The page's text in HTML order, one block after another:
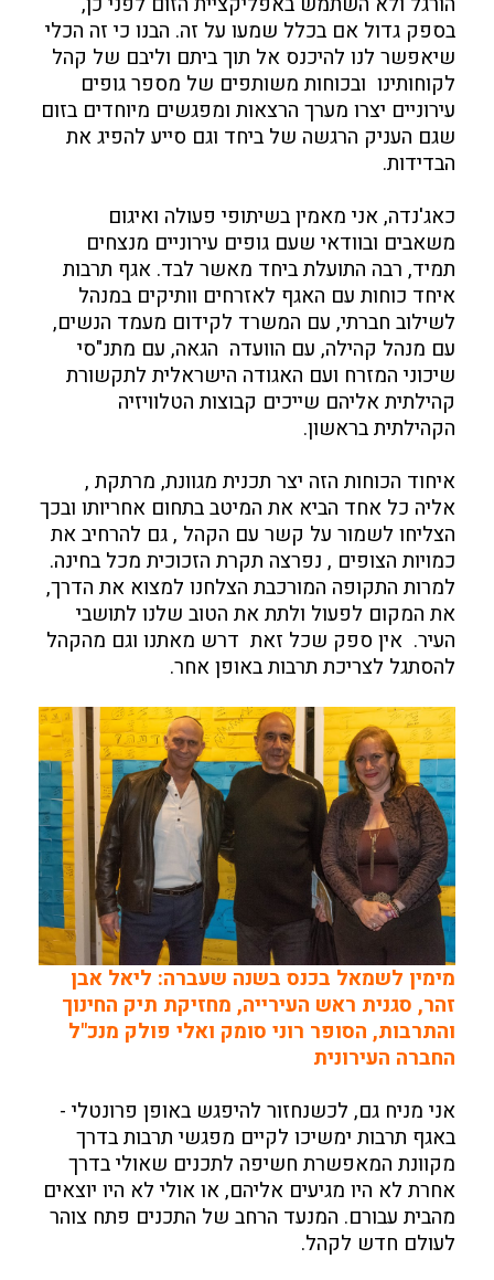
בספק גדול אם בכלל שמעו על זה. הבנו כי זה הכלי
שיאפשר לנו להיכנס אל תוך ביתם וליבם של קהל
לקוחותינו ובכוחות משותפים של מספר גופים
עירוניים יצרו מערך הרצאות ומפגשים מיוחדים בזום
שגם העניק הרגשה של ביחד וגם סייע להפיג את
הבדידות.
כאג'נדה, אני מאמין בשיתופי פעולה ואיגום
משאבים ובוודאי שעם גופים עירוניים מנצחים
תמיד, רבה התועלת ביחד מאשר לבד. אגף תרבות
איחד כוחות עם האגף לאזרחים וותיקים במנהל
לשילוב חברתי, עם המשרד לקידום מעמד הנשים,
עם מנהל קהילה, עם הוועדה הגאה, עם מתנ"סי
שיכוני המזרח ועם האגודה הישראלית לתקשורת
קהילתית אליהם שייכים קבוצות הטלוויזיה
הקהילתית בראשון.
איחוד הכוחות הזה יצר תכנית מגוונת, מרתקת ,
אליה כל אחד הביא את המיטב בתחום אחריותו ובכך
הצליחו לשמור על קשר עם הקהל , גם להרחיב את
כמויות הצופים , נפרצה תקרת הזכוכית מכל בחינה.
למרות התקופה המורכבת הצלחנו למצוא את הדרך,
את המקום לפעול ולתת את הטוב שלנו לתושבי
העיר. אין ספק שכל זאת דרש מאתנו וגם מהקהל
להסתגל לצריכת תרבות באופן אחר.
מימין לשמאל בכנס בשנה שעברה: ליאל אבן
זהר, סגנית ראש העירייה, מחזיקת תיק החינוך
והתרבות, הסופר רוני סומק ואלי פולק מנכ"ל
החברה העירונית
אני מניח גם, לכשנחזור להיפגש באופן פרונטלי -
באגף תרבות ימשיכו לקיים מפגשי תרבות בדרך
מקוונת המאפשרת חשיפה לתכנים שאולי בדרך
אחרת לא היו מגיעים אליהם, או אולי לא היו יוצאים
מהבית עבורם. המנעד הרחב של התכנים פתח צוהר
לעולם חדש לקהל.